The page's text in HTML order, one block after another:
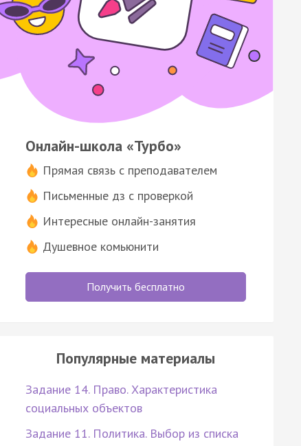
Онлайн-школа «Турбо»
Прямая связь с преподавателем
Письменные дз с проверкой
Интересные онлайн-занятия
Душевное комьюнити
Получить бесплатно
Популярные материалы
Задание 14. Право. Характеристика
социальных объектов
Задание 11. Политика. Выбор из списка